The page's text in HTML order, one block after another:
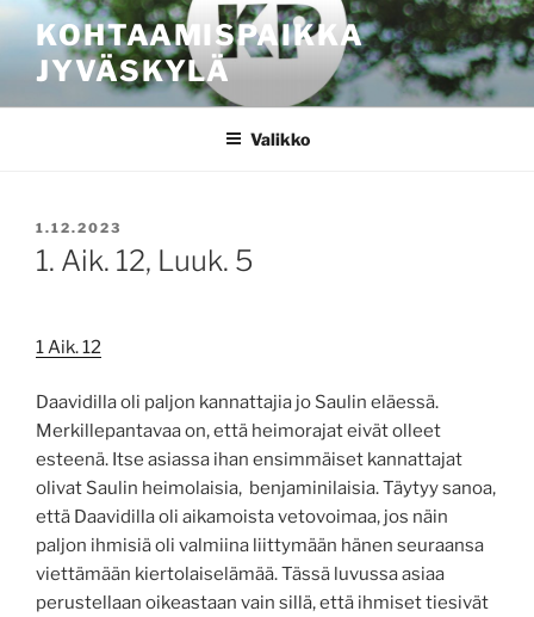
sisältöönKOHTAAMISPAIKKA
JYVÄSKYLÄ
Valikko
JULKAISTU
1.12.2023
1. Aik. 12, Luuk. 5
1 Aik. 12
Daavidilla oli paljon kannattajia jo Saulin eläessä.
Merkillepantavaa on, että heimorajat eivät olleet
esteenä. Itse asiassa ihan ensimmäiset kannattajat
olivat Saulin heimolaisia, benjaminilaisia. Täytyy sanoa,
että Daavidilla oli aikamoista vetovoimaa, jos näin
paljon ihmisiä oli valmiina liittymään hänen seuraansa
viettämään kiertolaiselämää. Tässä luvussa asiaa
perustellaan oikeastaan vain sillä, että ihmiset tiesivät